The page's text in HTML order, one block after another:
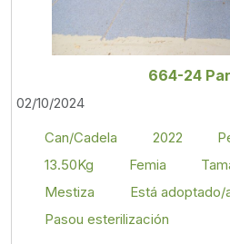
664-24
02/10/2024
Can/Cadela
2022
13.50Kg
Femia
Mestiza
Está adoptado/
Pasou esterilización